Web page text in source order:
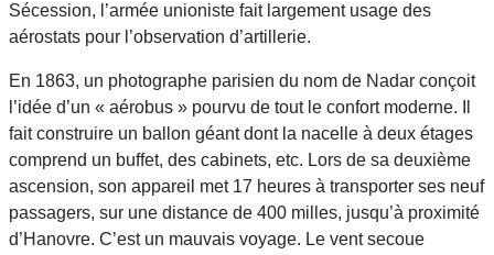
Sécession, l’armée unioniste fait largement usage des
aérostats pour l’observation d’artillerie.
En 1863, un photographe parisien du nom de Nadar conçoit
l’idée d’un « aérobus » pourvu de tout le confort moderne. Il
fait construire un ballon géant dont la nacelle à deux étages
comprend un buffet, des cabinets, etc. Lors de sa deuxième
ascension, son appareil met 17 heures à transporter ses neuf
passagers, sur une distance de 400 milles, jusqu’à proximité
d’Hanovre. C’est un mauvais voyage. Le vent secoue